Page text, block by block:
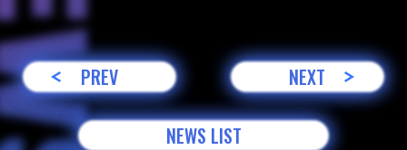
PREV
NEWS LIST
NEXT